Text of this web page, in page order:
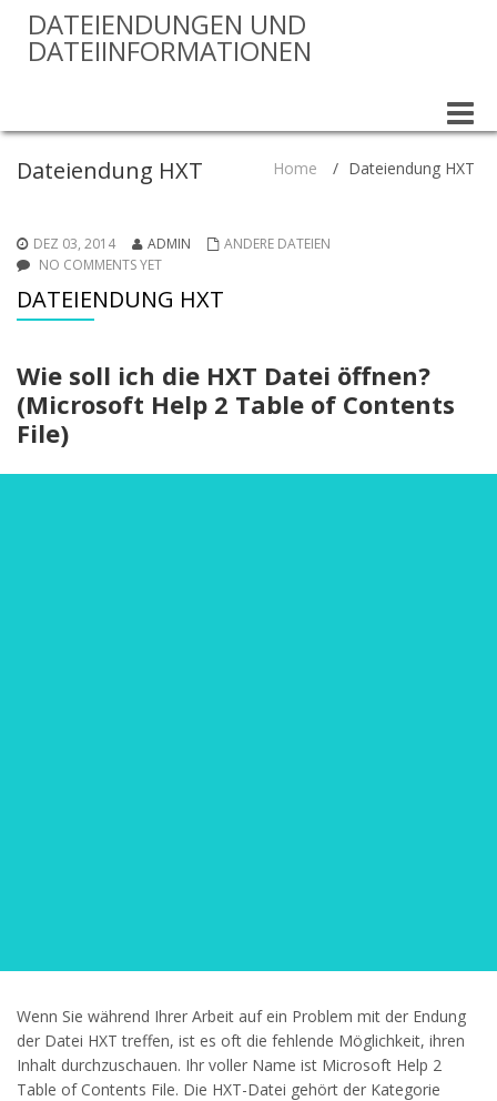
DATEIENDUNGEN UND
DATEIINFORMATIONEN
Toggle
Dateiendung HXT Home / Dateiendung HXT
DEZ 03, 2014 ADMIN
ANDERE DATEIEN
NO COMMENTS YET
DATEIENDUNG HXT
Wie soll ich die HXT Datei öffnen?
(Microsoft Help 2 Table of Contents
File)
Wenn Sie während Ihrer Arbeit auf ein Problem mit der Endung
der Datei HXT treffen, ist es oft die fehlende Möglichkeit, ihren
Inhalt durchzuschauen. Ihr voller Name ist Microsoft Help 2
Table of Contents File. Die HXT-Datei gehört der Kategorie